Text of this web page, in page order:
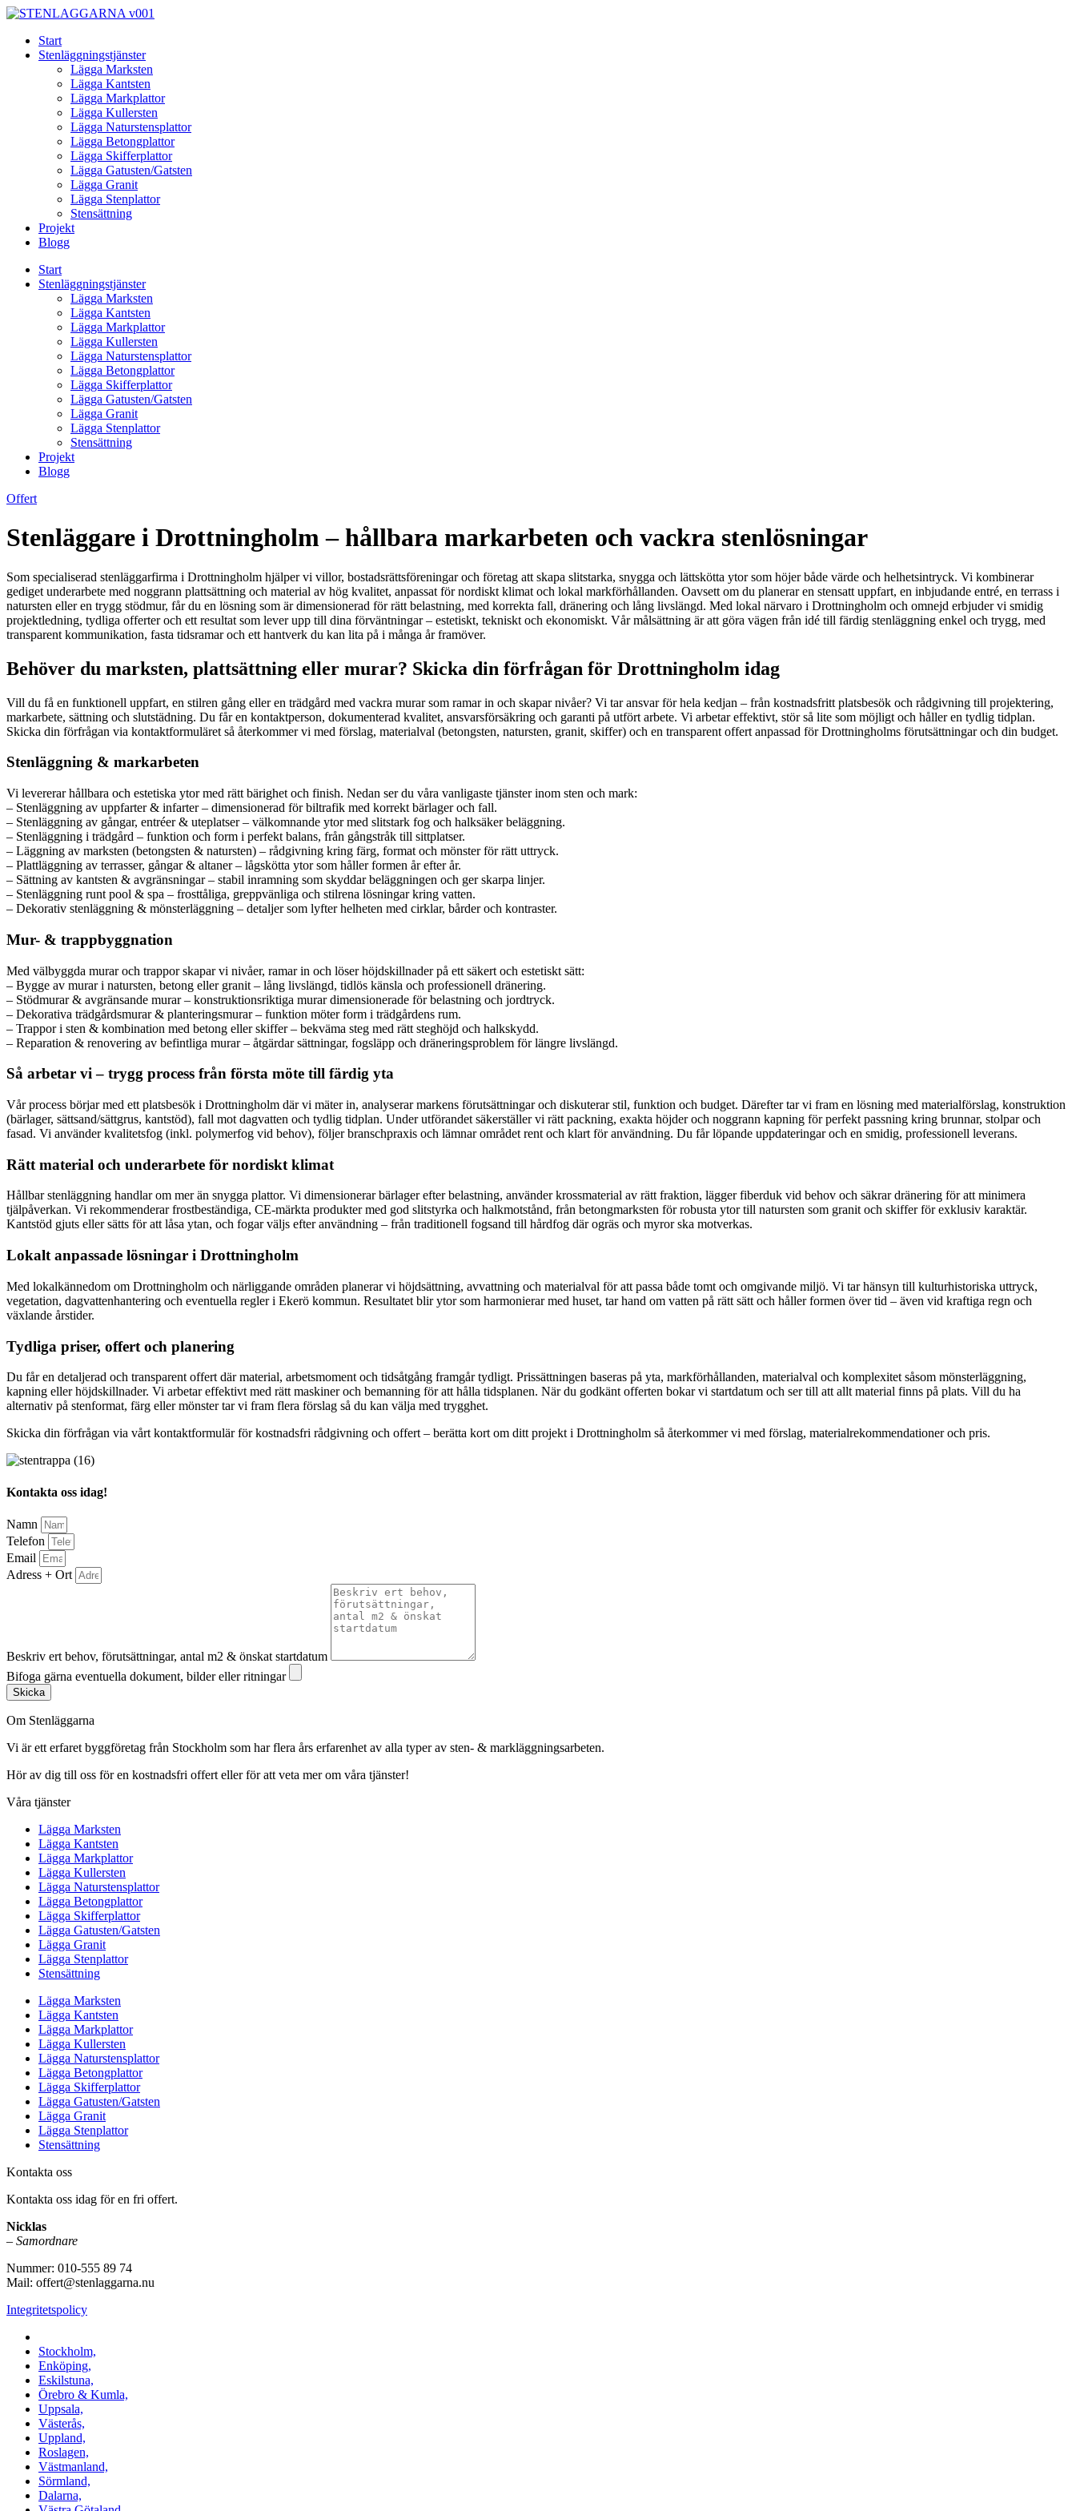
Skip
contentStart
Stenläggningstjänster
Lägga Marksten
Lägga Kantsten
Lägga Markplattor
Lägga Kullersten
Lägga Naturstensplattor
Lägga Betongplattor
Lägga Skifferplattor
Lägga Gatusten/Gatsten
Lägga Granit
Lägga Stenplattor
Stensättning
Projekt
Blogg
Start
Stenläggningstjänster
Lägga Marksten
Lägga Kantsten
Lägga Markplattor
Lägga Kullersten
Lägga Naturstensplattor
Lägga Betongplattor
Lägga Skifferplattor
Lägga Gatusten/Gatsten
Lägga Granit
Lägga Stenplattor
Stensättning
Projekt
Blogg
Offert
Stenläggare i Drottningholm – hållbara markarbeten och vackra stenlösningar
Som specialiserad stenläggarfirma i Drottningholm hjälper vi villor, bostadsrättsföreningar och företag att skapa slitstarka, snygga och lättskötta ytor som höjer både värde och helhetsintryck. Vi kombinerar
gediget underarbete med noggrann plattsättning och material av hög kvalitet, anpassat för nordiskt klimat och lokal markförhållanden. Oavsett om du planerar en stensatt uppfart, en inbjudande entré, en terrass i
natursten eller en trygg stödmur, får du en lösning som är dimensionerad för rätt belastning, med korrekta fall, dränering och lång livslängd. Med lokal närvaro i Drottningholm och omnejd erbjuder vi smidig
projektledning, tydliga offerter och ett resultat som lever upp till dina förväntningar – estetiskt, tekniskt och ekonomiskt. Vår målsättning är att göra vägen från idé till färdig stenläggning enkel och trygg, med
transparent kommunikation, fasta tidsramar och ett hantverk du kan lita på i många år framöver.
Behöver du marksten, plattsättning eller murar? Skicka din förfrågan för Drottningholm idag
Vill du få en funktionell uppfart, en stilren gång eller en trädgård med vackra murar som ramar in och skapar nivåer? Vi tar ansvar för hela kedjan – från kostnadsfritt platsbesök och rådgivning till projektering,
markarbete, sättning och slutstädning. Du får en kontaktperson, dokumenterad kvalitet, ansvarsförsäkring och garanti på utfört arbete. Vi arbetar effektivt, stör så lite som möjligt och håller en tydlig tidplan.
Skicka din förfrågan via kontaktformuläret så återkommer vi med förslag, materialval (betongsten, natursten, granit, skiffer) och en transparent offert anpassad för Drottningholms förutsättningar och din budget.
Stenläggning & markarbeten
Vi levererar hållbara och estetiska ytor med rätt bärighet och finish. Nedan ser du våra vanligaste tjänster inom sten och mark:
– Stenläggning av uppfarter & infarter – dimensionerad för biltrafik med korrekt bärlager och fall.
– Stenläggning av gångar, entréer & uteplatser – välkomnande ytor med slitstark fog och halksäker beläggning.
– Stenläggning i trädgård – funktion och form i perfekt balans, från gångstråk till sittplatser.
– Läggning av marksten (betongsten & natursten) – rådgivning kring färg, format och mönster för rätt uttryck.
– Plattläggning av terrasser, gångar & altaner – lågskötta ytor som håller formen år efter år.
– Sättning av kantsten & avgränsningar – stabil inramning som skyddar beläggningen och ger skarpa linjer.
– Stenläggning runt pool & spa – frosttåliga, greppvänliga och stilrena lösningar kring vatten.
– Dekorativ stenläggning & mönsterläggning – detaljer som lyfter helheten med cirklar, bårder och kontraster.
Mur- & trappbyggnation
Med välbyggda murar och trappor skapar vi nivåer, ramar in och löser höjdskillnader på ett säkert och estetiskt sätt:
– Bygge av murar i natursten, betong eller granit – lång livslängd, tidlös känsla och professionell dränering.
– Stödmurar & avgränsande murar – konstruktionsriktiga murar dimensionerade för belastning och jordtryck.
– Dekorativa trädgårdsmurar & planteringsmurar – funktion möter form i trädgårdens rum.
– Trappor i sten & kombination med betong eller skiffer – bekväma steg med rätt steghöjd och halkskydd.
– Reparation & renovering av befintliga murar – åtgärdar sättningar, fogsläpp och dräneringsproblem för längre livslängd.
Så arbetar vi – trygg process från första möte till färdig yta
Vår process börjar med ett platsbesök i Drottningholm där vi mäter in, analyserar markens förutsättningar och diskuterar stil, funktion och budget. Därefter tar vi fram en lösning med materialförslag, konstruktion
(bärlager, sättsand/sättgrus, kantstöd), fall mot dagvatten och tydlig tidplan. Under utförandet säkerställer vi rätt packning, exakta höjder och noggrann kapning för perfekt passning kring brunnar, stolpar och
fasad. Vi använder kvalitetsfog (inkl. polymerfog vid behov), följer branschpraxis och lämnar området rent och klart för användning. Du får löpande uppdateringar och en smidig, professionell leverans.
Rätt material och underarbete för nordiskt klimat
Hållbar stenläggning handlar om mer än snygga plattor. Vi dimensionerar bärlager efter belastning, använder krossmaterial av rätt fraktion, lägger fiberduk vid behov och säkrar dränering för att minimera
tjälpåverkan. Vi rekommenderar frostbeständiga, CE-märkta produkter med god slitstyrka och halkmotstånd, från betongmarksten för robusta ytor till natursten som granit och skiffer för exklusiv karaktär.
Kantstöd gjuts eller sätts för att låsa ytan, och fogar väljs efter användning – från traditionell fogsand till hårdfog där ogräs och myror ska motverkas.
Lokalt anpassade lösningar i Drottningholm
Med lokalkännedom om Drottningholm och närliggande områden planerar vi höjdsättning, avvattning och materialval för att passa både tomt och omgivande miljö. Vi tar hänsyn till kulturhistoriska uttryck,
vegetation, dagvattenhantering och eventuella regler i Ekerö kommun. Resultatet blir ytor som harmonierar med huset, tar hand om vatten på rätt sätt och håller formen över tid – även vid kraftiga regn och
växlande årstider.
Tydliga priser, offert och planering
Du får en detaljerad och transparent offert där material, arbetsmoment och tidsåtgång framgår tydligt. Prissättningen baseras på yta, markförhållanden, materialval och komplexitet såsom mönsterläggning,
kapning eller höjdskillnader. Vi arbetar effektivt med rätt maskiner och bemanning för att hålla tidsplanen. När du godkänt offerten bokar vi startdatum och ser till att allt material finns på plats. Vill du ha
alternativ på stenformat, färg eller mönster tar vi fram flera förslag så du kan välja med trygghet.
Skicka din förfrågan via vårt kontaktformulär för kostnadsfri rådgivning och offert – berätta kort om ditt projekt i Drottningholm så återkommer vi med förslag, materialrekommendationer och pris.
Kontakta oss idag!
Namn
Telefon
Email
Adress + Ort
Beskriv ert behov, förutsättningar, antal m2 & önskat startdatum
Bifoga gärna eventuella dokument, bilder eller ritningar
Skicka
Om Stenläggarna
Vi är ett erfaret byggföretag från Stockholm som har flera års erfarenhet av alla typer av sten- & markläggningsarbeten.
Hör av dig till oss för en kostnadsfri offert eller för att veta mer om våra tjänster!
Våra tjänster
Lägga Marksten
Lägga Kantsten
Lägga Markplattor
Lägga Kullersten
Lägga Naturstensplattor
Lägga Betongplattor
Lägga Skifferplattor
Lägga Gatusten/Gatsten
Lägga Granit
Lägga Stenplattor
Stensättning
Lägga Marksten
Lägga Kantsten
Lägga Markplattor
Lägga Kullersten
Lägga Naturstensplattor
Lägga Betongplattor
Lägga Skifferplattor
Lägga Gatusten/Gatsten
Lägga Granit
Lägga Stenplattor
Stensättning
Kontakta oss
Kontakta oss idag för en fri offert.
Nicklas
– Samordnare
Nummer: 010-555 89 74
Mail: offert@stenlaggarna.nu
Integritetspolicy
Stockholm,
Enköping,
Eskilstuna,
Örebro & Kumla,
Uppsala,
Västerås,
Uppland,
Roslagen,
Västmanland,
Sörmland,
Dalarna,